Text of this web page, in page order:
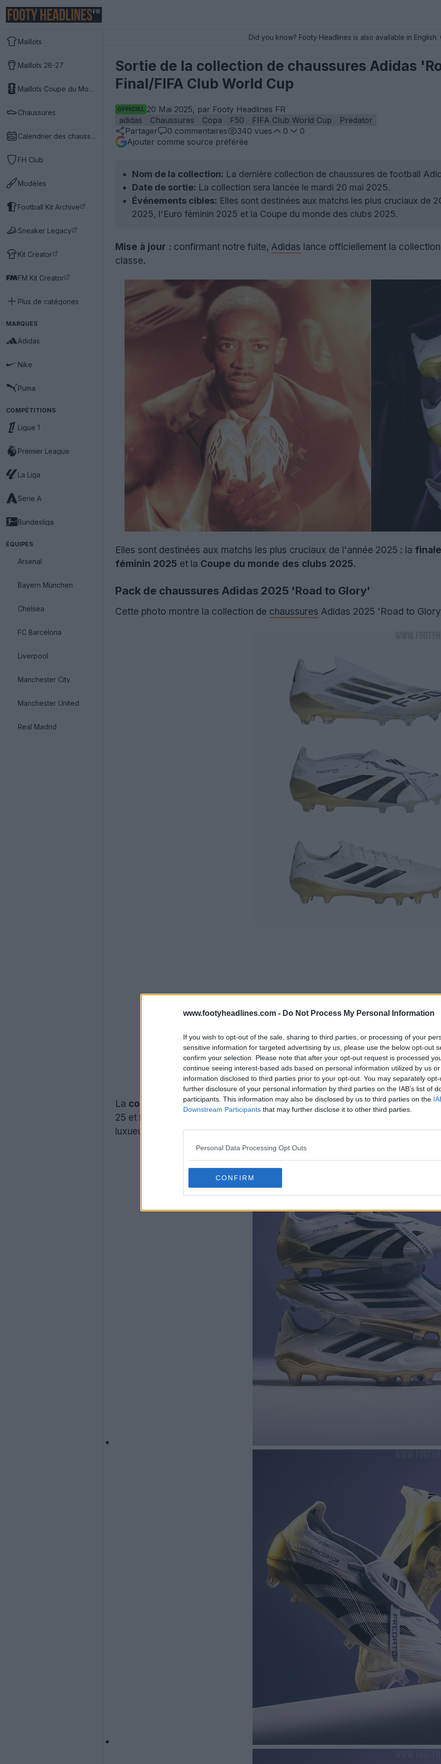
www.footyheadlines.com - Do Not Process My Personal Information
If you wish to opt-out of the sale, sharing to third parties, or processing of your
sensitive information for targeted advertising by us, please use the below opt-out
confirm your selection. Please note that after your opt-out request is processed
continue seeing interest-based ads based on personal information utilized by us
information disclosed to third parties prior to your opt-out. You may separately
further disclosure of your personal information by third parties on the IAB’s list of
participants. This information may also be disclosed by us to third parties on the
Downstream Participants that may further disclose it to other third parties.
Personal Data Processing Opt Outs
CONFIRM
FR
Maillots
Maillots 26-27
Maillots Coupe du Monde 2026
Chaussures
Calendrier des chaussures
FH Club
Modèles
Football Kit Archive
Sneaker Legacy
Kit Creator
FM Kit Creator
Plus de catégories
MARQUES
Adidas
Nike
Puma
COMPÉTITIONS
Ligue 1
Premier League
La Liga
Serie A
Bundesliga
ÉQUIPES
Arsenal
Bayern München
Chelsea
FC Barcelona
Liverpool
Manchester City
Manchester United
Real Madrid
Did you know? Footy Headlines is also available in
Sortie de la collection de chaussures Adidas
Final/FIFA Club World Cup
OFFICIEL 20 Mai 2025, par Footy Headlines FR
adidas
Chaussures Copa F50 FIFA Club World Cup
Predator
Partager
0 commentaires 340 vues 0
0
Ajouter comme source préférée
Nom de la collection: La dernière collection de chaussures de football
Date de sortie: La collection sera lancée le mardi 20 mai 2025.
Événements cibles: Elles sont destinées aux matchs les plus cruciaux de
2025, l'Euro féminin 2025 et la Coupe du monde des clubs 2025.
Mise à jour : confirmant notre fuite, Adidas lance officiellement la collection
classe.
Elles sont destinées aux matchs les plus cruciaux de l'année 2025 : la
féminin 2025 et la Coupe du monde des clubs 2025.
Pack de chaussures Adidas 2025 'Road to Glory'
Cette photo montre la collection de chaussures Adidas 2025 'Road to
La collection spéciale Adidas 2025 'Road to Glory'présente un coloris
25 et la
Pure 3. Ils présentent tous un coloris à dominante blanche
luxueux.